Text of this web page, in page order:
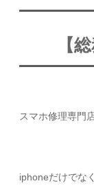
【
スマホ修理専門
iphoneだけでな